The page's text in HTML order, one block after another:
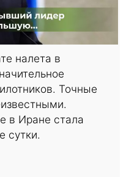
налета в
Точные
в Иране стала
сутки.